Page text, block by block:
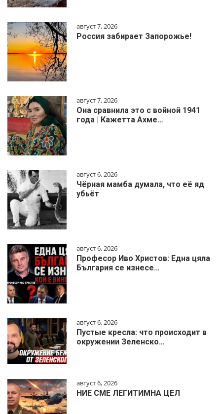
август 7, 2026
Россия забирает Запорожье!
август 7, 2026
Она сравнила это с войной 1941
года | Кажетта Ахме…
август 6, 2026
Чёрная мамба думала, что её яд
убьёт
август 6, 2026
Професор Иво Христов: Една цяла
България се изнесе…
август 6, 2026
Пустые кресла: что происходит в
окружении Зеленско…
август 6, 2026
НИЕ СМЕ ЛЕГИТИМНА ЦЕЛ